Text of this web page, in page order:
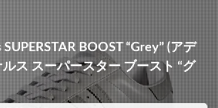
BOOST “Grey” (アデ
ス スーパースター ブースト “グ